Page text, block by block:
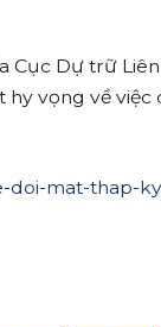
Cục Dự trữ Liên
hy vọng về việc
doi-mat-thap-